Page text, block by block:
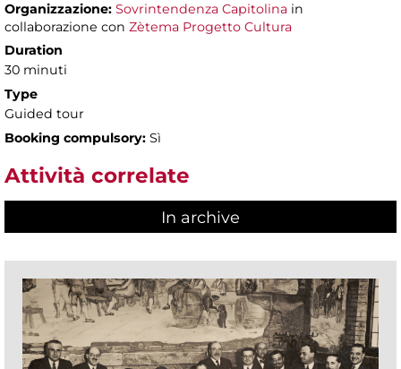
Organizzazione: Sovrintendenza Capitolina in
collaborazione con Zètema Progetto Cultura
Duration
30 minuti
Type
Guided tour
Booking compulsory: Sì
Attività correlate
In archive